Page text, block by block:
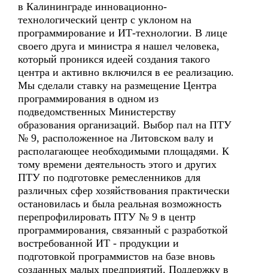
в Калининграде инновационно-
технологический центр с уклоном на
программирование и ИТ-технологии. В лице
своего друга и министра я нашел человека,
который проникся идеей создания такого
центра и активно включился в ее реализацию.
Мы сделали ставку на размещение Центра
программирования в одном из
подведомственных Министерству
образования организаций. Выбор пал на ПТУ
№ 9, расположенное на Литовском валу и
располагающее необходимыми площадями. К
тому времени деятельность этого и других
ПТУ по подготовке ремесленников для
различных сфер хозяйствования практически
остановилась и была реальная возможность
перепрофилировать ПТУ № 9 в центр
программирования, связанный с разработкой
востребованной ИТ - продукции и
подготовкой программистов на базе вновь
созданных малых предприятий. Поддержку в